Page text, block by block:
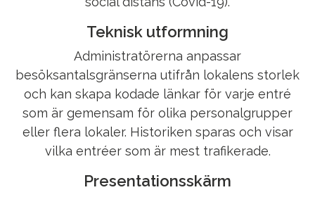
Teknisk utformning
Administratörerna anpassar
besöksantalsgränserna utifrån lokalens storlek
och kan skapa kodade länkar för varje entré
som är gemensam för olika personalgrupper
eller flera lokaler. Historiken sparas och visar
vilka entréer som är mest trafikerade.
Presentationsskärm